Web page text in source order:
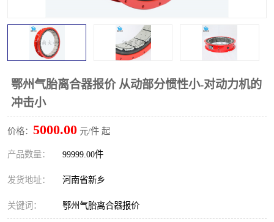
鄂州气胎离合器报价 从动部分惯性小-对动力机的
冲击小
价格： 5000.00 元/件 起
产品数量： 99999.00件
发货地址： 河南省新乡
关键词： 鄂州气胎离合器报价